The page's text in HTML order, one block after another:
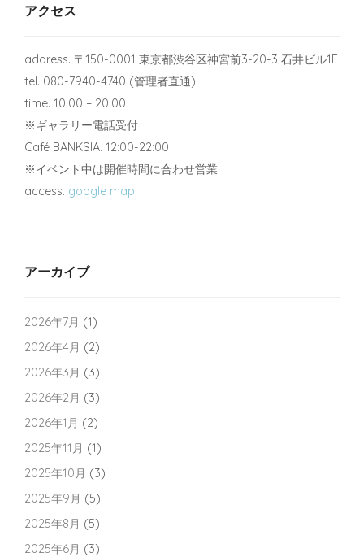
アクセス
address. 〒150-0001 東京都渋谷区神宮前3-20-3 石井ビル1F
tel. 080-7940-4740 (管理者直通)
time. 10:00 – 20:00
※ギャラリー電話受付
Café BANKSIA. 12:00-22:00
※イベント中は開催時間に合わせ営業
access. google map
アーカイブ
2026年7月 (1)
2026年4月 (2)
2026年3月 (3)
2026年2月 (3)
2026年1月 (2)
2025年11月 (1)
2025年10月 (3)
2025年9月 (5)
2025年8月 (5)
2025年6月 (3)